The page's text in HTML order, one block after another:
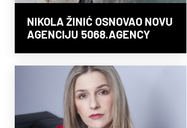
NIKOLA ŽINIĆ OSNOVAO NOVU
AGENCIJU 5068.AGENCY